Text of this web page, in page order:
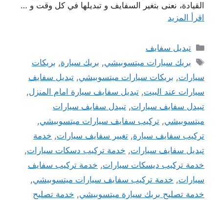
القيادة، نعنى بتغير السفايف و تبديلها في كل وقت و …
اقرأ المزيد
التصنيفات
تبديل سفايف
الوسوم
بريك سيارات ميتسوبيشي, بريك سيارة, بريكات
سيارات, بريكات سيارات ميتسوبيشي, تبديل سفايف
سيارات عند البيت, تبديل سفايف سيارة امام المنزل,
تبيدل سفايف سيارات, تبيدل سفايف سيارات
ميتسوبيشي, تركيب سفايف سيارات ميتسوبيشي,
تركيب سفايف سيارة, تغيير سفايف سيارات, خدمة
تبديل سفايف سيارات, خدمة تركيب دسكات سيارات,
خدمة تركيب ديسكات سيارات, خدمة تركيب سفايف
سيارات, خدمة تركيب سفايف سيارات ميتسوبيشي,
خدمة تصليح بريك سيارة ميتسوبيشي, خدمة تصليح